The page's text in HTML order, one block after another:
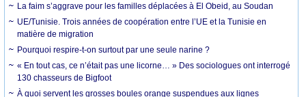
La faim s’aggrave pour les familles déplacées à El Obeid, au Soudan
UE/Tunisie. Trois années de coopération entre l’UE et la Tunisie en
matière de migration
Pourquoi respire-t-on surtout par une seule narine ?
« En tout cas, ce n’était pas une licorne… » Des sociologues ont interrogé
130 chasseurs de Bigfoot
À quoi servent les grosses boules orange suspendues aux lignes